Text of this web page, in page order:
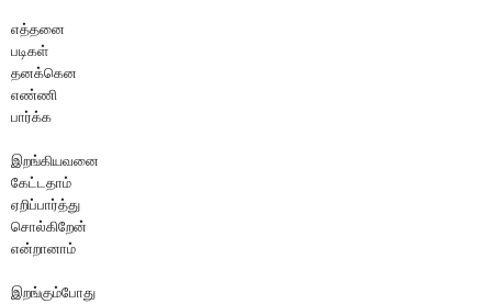
எத்தனை
படிகள்
தனக்கென
எண்ணி
பார்க்க
இறங்கியவனை
கேட்டதாம்
ஏறிப்பார்த்து
சொல்கிறேன்
என்றானாம்
இறங்கும்போது